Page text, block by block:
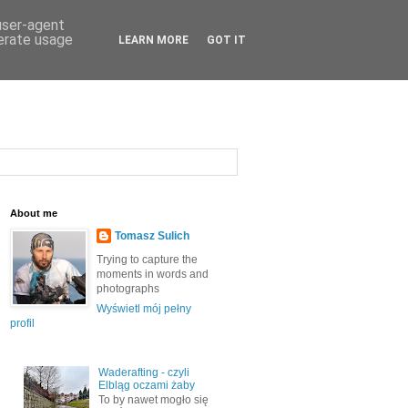
About me
Tomasz Sulich
Trying to capture the
moments in words and
photographs
Wyświetl mój pełny
profil
Waderafting - czyli
Elbląg oczami żaby
To by nawet mogło się
agent
usage
LEARN MORE GOT IT